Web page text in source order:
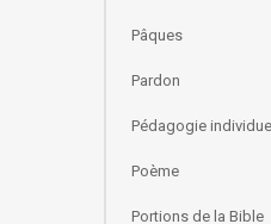
Pâques
Pardon
Pédagogie
Poème
Portions de la Bible